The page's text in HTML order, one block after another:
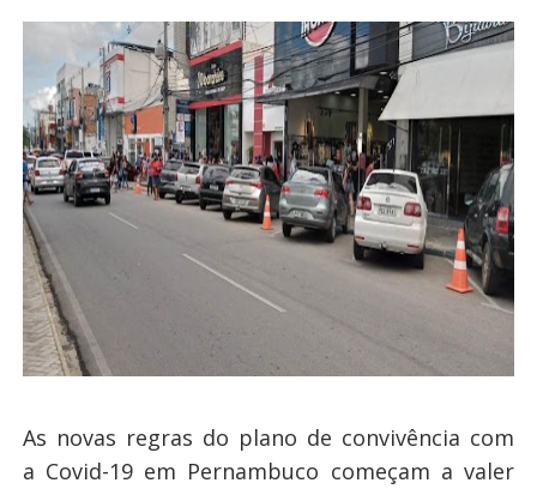
As novas regras do plano de convivência com
a Covid-19 em Pernambuco começam a valer